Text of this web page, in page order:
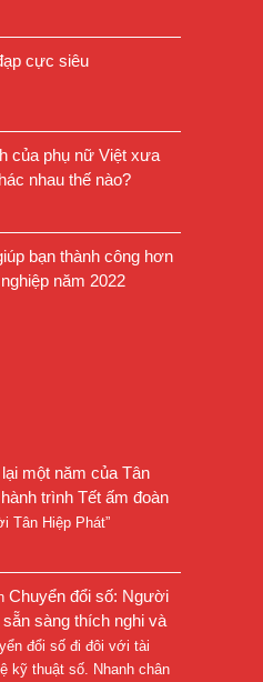
cực siêu
của phụ nữ Việt xưa
nhau thế nào?
bạn thành công hơn
năm 2022
một năm của Tân
trình Tết ấm đoàn
Tân Hiệp Phát”
Chuyển đổi số: Người
sẵn sàng thích nghi và
đổi số đi đôi với tài
kỹ thuật số. Nhanh chân